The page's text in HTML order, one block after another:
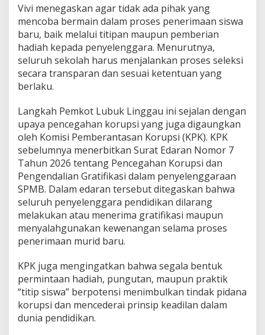
r
a
t
E
d
a
r
a
h
u
u
s
Vivi menegaskan agar tidak ada pihak yang
mencoba bermain dalam proses penerimaan siswa
baru, baik melalui titipan maupun pemberian
hadiah kepada penyelenggara. Menurutnya,
seluruh sekolah harus menjalankan proses seleksi
secara transparan dan sesuai ketentuan yang
berlaku.
Langkah Pemkot Lubuk Linggau ini sejalan dengan
upaya pencegahan korupsi yang juga digaungkan
oleh Komisi Pemberantasan Korupsi (KPK). KPK
sebelumnya menerbitkan Surat Edaran Nomor 7
Tahun 2026 tentang Pencegahan Korupsi dan
Pengendalian Gratifikasi dalam penyelenggaraan
SPMB. Dalam edaran tersebut ditegaskan bahwa
seluruh penyelenggara pendidikan dilarang
melakukan atau menerima gratifikasi maupun
menyalahgunakan kewenangan selama proses
penerimaan murid baru.
KPK juga mengingatkan bahwa segala bentuk
permintaan hadiah, pungutan, maupun praktik
“titip siswa” berpotensi menimbulkan tindak pidana
korupsi dan mencederai prinsip keadilan dalam
dunia pendidikan.